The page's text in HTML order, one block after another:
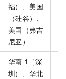
福）、美国
（硅谷）、
美国（弗吉
尼亚）
华南 1（深
圳）、华北